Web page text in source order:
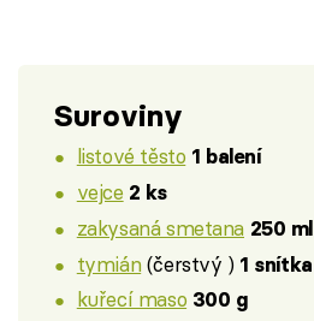
Suroviny
listové těsto 1 balení
vejce 2 ks
zakysaná smetana 250 ml
tymián(čerstvý ) 1 snítka
kuřecí maso 300 g